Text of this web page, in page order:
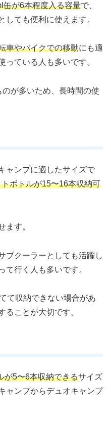
缶が6本程度入る容量で、
しても便利に使えます。
車やバイクでの移動にも適
っている人も多いです。
が多いため、長時間の使
ャンプに適したサイズで
ボトルが15〜16本収納可
ます。
ブクーラーとしても活躍し
て行く人も多いです。
て収納できない場合があ
ることが大切です。
が5〜6本収納できるサイズ
ャンプからデュオキャンプ